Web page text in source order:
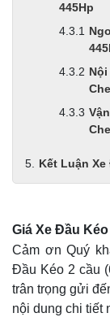
445Hp
Kết Luận
Giá Xe Đầu
Cảm ơn Quý
Đầu Kéo 2 cầu
trân trọng gửi
nội dung chi tiết